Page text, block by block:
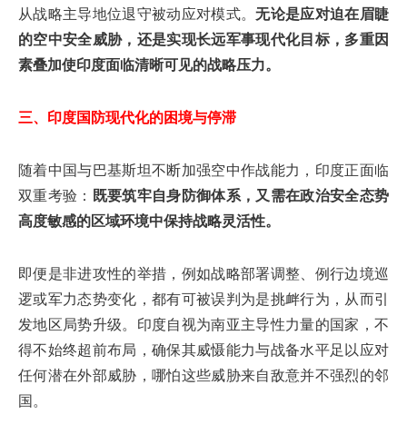
从战略主导地位退守被动应对模式。无论是应对迫在眉睫
的空中安全威胁，还是实现长远军事现代化目标，多重因
素叠加使印度面临清晰可见的战略压力。
三、印度国防现代化的困境与停滞
随着中国与巴基斯坦不断加强空中作战能力，印度正面临
双重考验：
既要筑牢自身防御体系，又需在政治安全态势
高度敏感的区域环境中保持战略灵活性。
即便是非进攻性的举措，例如战略部署调整、例行边境巡
逻或军力态势变化，都有可被误判为是挑衅行为，从而引
发地区局势升级。印度自视为南亚主导性力量的国家，不
得不始终超前布局，确保其威慑能力与战备水平足以应对
任何潜在外部威胁，哪怕这些威胁来自敌意并不强烈的邻
国。